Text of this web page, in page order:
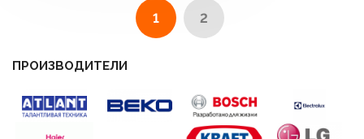
1 2
ПРОИЗВОДИТЕЛИ